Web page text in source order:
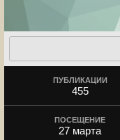
ПУБЛИКАЦИИ
455
ПОСЕЩЕНИЕ
27 марта